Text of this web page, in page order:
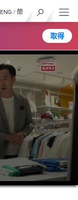
取得
ENG / 簡